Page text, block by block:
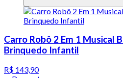
Carro Robô 2 Em 1 Musical
Brinquedo Infantil
R$ 143,90